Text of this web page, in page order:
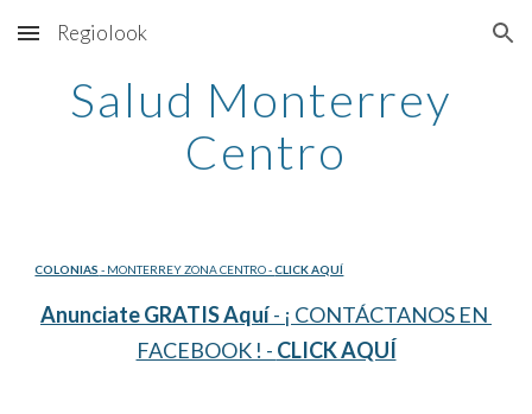
Skip to main content Skip to navigation
Regiolook
Salud Monterrey
Centro
COLONIAS - MONTERREY ZONA CENTRO - CLICK AQUÍ
Anunciate GRATIS Aquí - ¡ CONTÁCTANOS EN
FACEBOOK ! - CLICK AQUÍ